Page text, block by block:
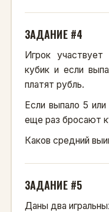
ЗАДАНИЕ #4
Игрок
кубик и если
платят рубль.
Если выпало 5
еще раз бросают
Каков средний
ЗАДАНИЕ #5
Даны два